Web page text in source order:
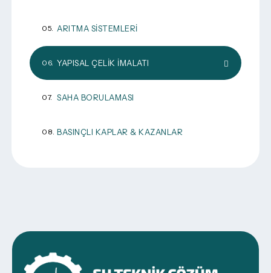
ARITMA SISTEMLERI
YAPISAL ÇELIK İMALATI
SAHA BORULAMASI
BASINÇLI KAPLAR & KAZANLAR